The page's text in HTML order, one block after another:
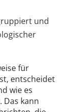
und
für
entscheidet
wie es
kann